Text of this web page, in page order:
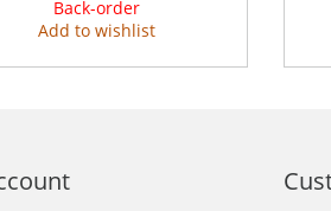
Back-order
Add to wishlist